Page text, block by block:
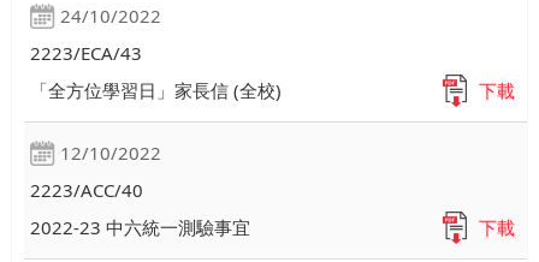
24/10/2022
2223/ECA/43
「全方位學習日」家長信 (全校)
下載
12/10/2022
2223/ACC/40
2022-23 中六統一測驗事宜
下載